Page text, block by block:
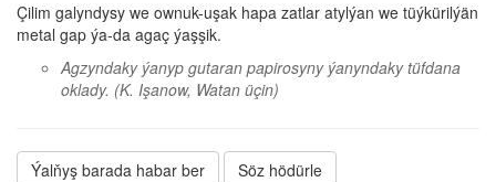
Çilim galyndysy we ownuk-uşak hapa zatlar atylýan we tüýkürilýän
metal gap ýa-da agaç ýaşşik.
Agzyndaky ýanyp gutaran papirosyny ýanyndaky tüfdana
oklady. (K. Işanow, Watan üçin)
Ýalňyş barada habar ber Söz hödürle